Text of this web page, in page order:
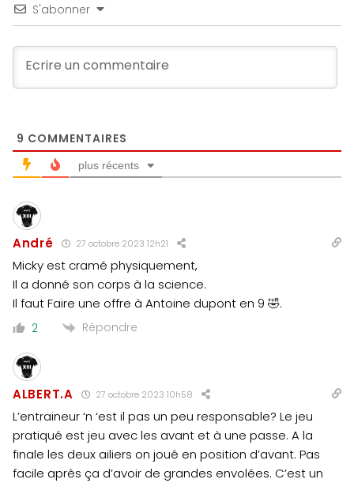
S'abonner
9 COMMENTAIRES
plus récents
André 27 octobre 2023 12h21
Micky est cramé physiquement,
Il a donné son corps à la science.
Il faut Faire une offre à Antoine dupont en 9 🤣.
2 Répondre
ALBERT.A 27 octobre 2023 10h58
L’entraineur ‘n ‘est il pas un peu responsable? Le jeu
pratiqué est jeu avec les avant et à une passe. A la
finale les deux ailiers on joué en position d’avant. Pas
facile après ça d’avoir de grandes envolées. C’est un